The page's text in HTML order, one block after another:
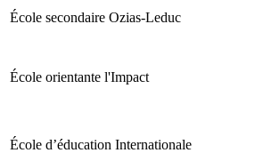
École secondaire Ozias-Leduc
École orientante l'Impact
École d’éducation Internationale